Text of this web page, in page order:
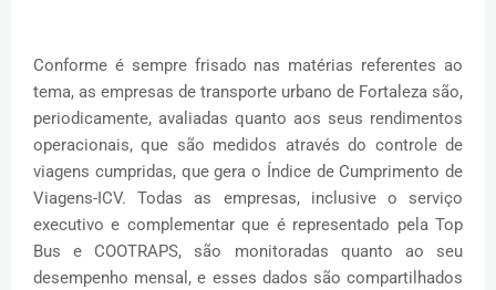
Conforme é sempre frisado nas matérias referentes ao
tema, as empresas de transporte urbano de Fortaleza são,
periodicamente, avaliadas quanto aos seus rendimentos
operacionais, que são medidos através do controle de
viagens cumpridas, que gera o Índice de Cumprimento de
Viagens-ICV. Todas as empresas, inclusive o serviço
executivo e complementar que é representado pela Top
Bus e COOTRAPS, são monitoradas quanto ao seu
desempenho mensal, e esses dados são compartilhados